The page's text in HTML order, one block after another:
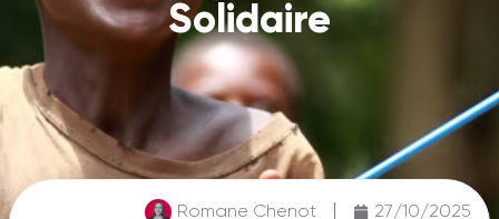
Solidaire
Romane Chenot
27/10/2025